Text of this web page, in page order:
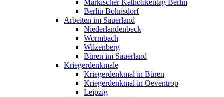
Märkischer Katholikentag Berlin
Berlin Bohnsdorf
Arbeiten im Sauerland
Niederlandenbeck
Wormbach
Wilzenberg
Büren im Sauerland
Kriegerdenkmale
Kriegerdenkmal in Büren
Kriegerdenkmal in Oeventrop
Leipzig